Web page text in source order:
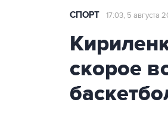
СПОРТ 17:03, 5 августа
скорое